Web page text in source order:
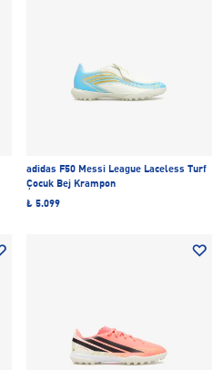
adidas F50 Messi League Laceless Turf
Çocuk Bej Krampon
₺ 5.099